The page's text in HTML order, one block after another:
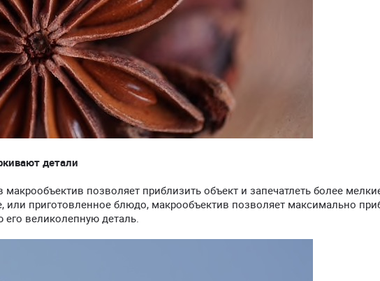
детали
макрообъектив позволяет приблизить объект и запечатлеть более
или приготовленное блюдо, макрообъектив позволяет максимально
великолепную деталь.